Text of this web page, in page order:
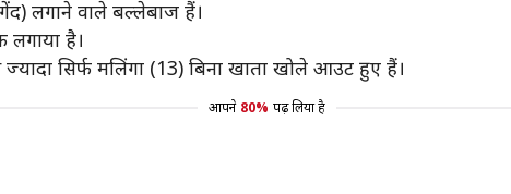
लगाने वाले बल्लेबाज हैं।
लगाया है।
सिर्फ मलिंगा (13) बिना खाता खोले आउट हुए हैं।
आपने 80% पढ़ लिया है